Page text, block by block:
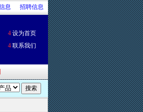
息 招聘信息
4 设为首页
4 联系我们